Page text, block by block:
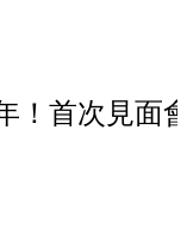
！首次見面